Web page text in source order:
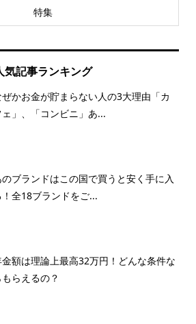
特集
気記事ランキング
ぜかお金が貯まらない人の3大理由「カ
ェ」、「コンビニ」あ...
ブランドはこの国で買うと安く手に入
！全18ブランドをご...
額は理論上最高32万円！どんな条件な
もらえるの？